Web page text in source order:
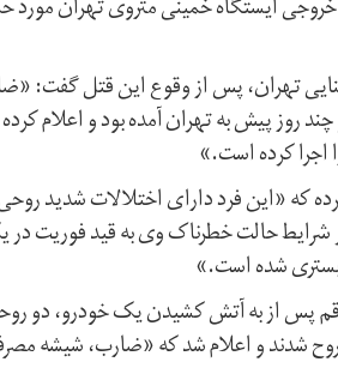
تهران، پس از وقوع این قتل گفت:
روز پیش به تهران آمده بود و اعلام
اجرا کرده است.»
که «این فرد دارای اختلالات شدید
شرایط حالت خطرناک وی به قید فوریت
بستری شده است.»
نیز فردی در قم پس از به آتش کشیدن یک
شدند و اعلام شد که «ضارب، شیشه